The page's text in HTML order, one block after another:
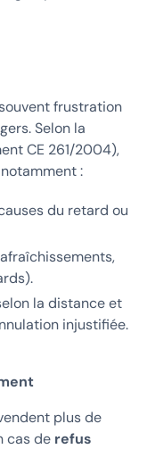
frustration
Selon la
CE 261/2004),
:
du retard ou
la distance et
injustifiée.
plus de
cas de refus